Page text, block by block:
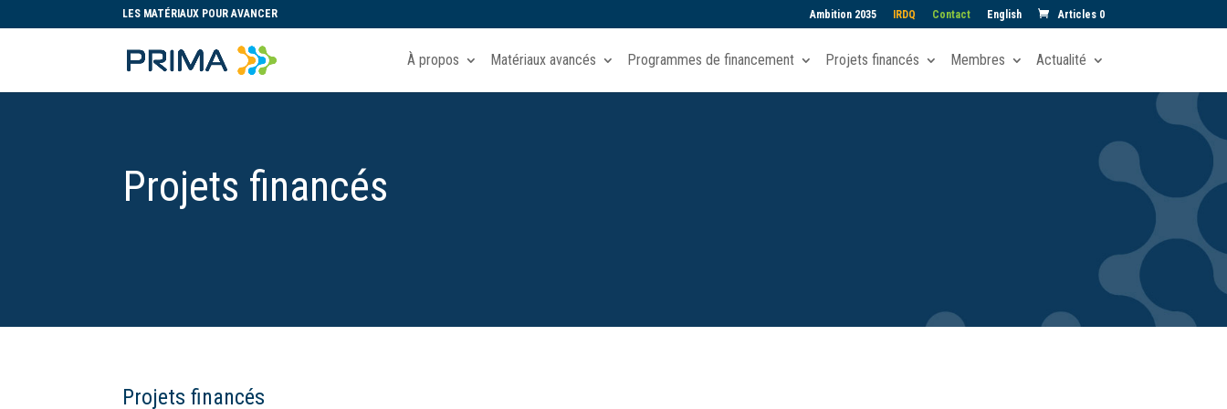
LES MATÉRIAUX POUR AVANCER Ambition 2035 IRDQ Contact English Articles 0
À propos Matériaux avancés Programmes de financement Projets financés Membres Actualité
Projets financés
Projets financés